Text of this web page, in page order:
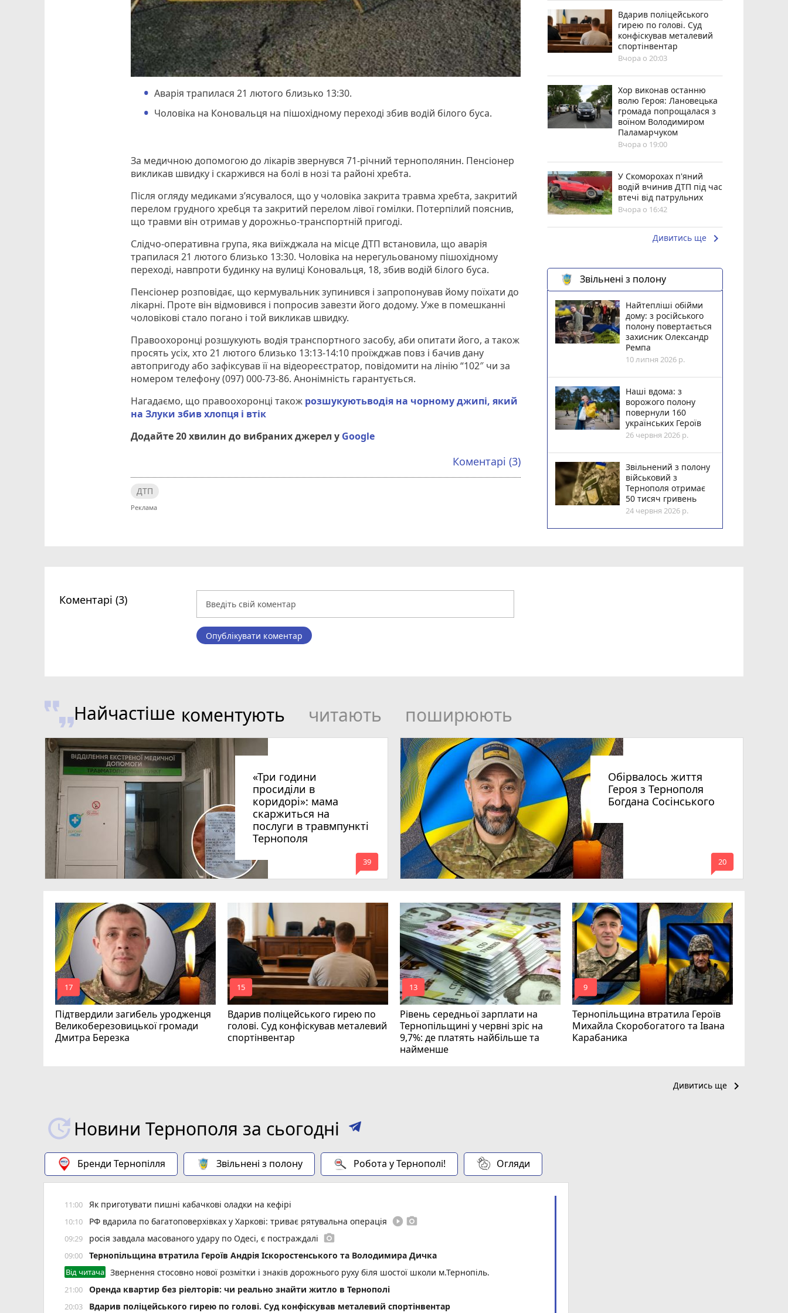
Аварія трапилася 21 лютого близько 13:30.
Чоловіка на Коновальця на пішохідному переході збив водій білого буса.
За медичною допомогою до лікарів звернувся 71-річний тернополянин. Пенсіонер
викликав швидку і скаржився на болі в нозі та районі хребта.
Після огляду медиками з’ясувалося, що у чоловіка закрита травма хребта, закритий
перелом грудного хребця та закритий перелом лівої гомілки. Потерпілий пояснив,
що травми він отримав у дорожньо-транспортній пригоді.
Слідчо-оперативна група, яка виїжджала на місце ДТП встановила, що аварія
трапилася 21 лютого близько 13:30. Чоловіка на нерегульованому пішохідному
переході, навпроти будинку на вулиці Коновальця, 18, збив водій білого буса.
Пенсіонер розповідає, що кермувальник зупинився і запропонував йому поїхати до
лікарні. Проте він відмовився і попросив завезти його додому. Уже в помешканні
чоловікові стало погано і той викликав швидку.
Правоохоронці розшукують водія транспортного засобу, аби опитати його, а також
просять усіх, хто 21 лютого близько 13:13-14:10 проїжджав повз і бачив дану
автопригоду або зафіксував її на відеореєстратор, повідомити на лінію “102″ чи за
номером телефону (097) 000-73-86. Анонімність гарантується.
Нагадаємо, що правоохоронці також розшукуютьводія на чорному джипі, який
на Злуки збив хлопця і втік
Додайте 20 хвилин до вибраних джерел у Google
Коментарі (3)
ДТП
Вдарив поліцейського
гирею по голові. Суд
конфіскував металевий
спортінвентар
Вчора о 20:03
Хор виконав останню
волю Героя: Лановецька
громада попрощалася з
воїном Володимиром
Паламарчуком
Вчора о 19:00
У Скоморохах п'яний
водій вчинив ДТП під час
втечі від патрульних
Вчора о 16:42
Дивитись ще keyboard_arrow_right
Звільнені з полону
Найтепліші обійми
дому: з російського
полону повертається
захисник Олександр
Ремпа
10 липня 2026 р.
Наші вдома: з
ворожого полону
повернули 160
українських Героїв
26 червня 2026 р.
Звільнений з полону
військовий з
Тернополя отримає
50 тисяч гривень
24 червня 2026 р.
Коментарі (3)
Опублікувати коментар
Найчастіше коментують читають поширюють
«Три години
просиділи в
коридорі»: мама
скаржиться на
послуги в травмпункті
Тернополя
mode_comment
39
Обірвалось життя
Героя з Тернополя
Богдана Сосінського
mode_comment
20
Підтвердили загибель уродженця
Великоберезовицької громади
Дмитра Березка
mode_comment
17
Вдарив поліцейського гирею по
голові. Суд конфіскував металевий
спортінвентар
mode_comment
15
Рівень середньої зарплати на
Тернопільщині у червні зріс на
9,7%: де платять найбільше та
найменше
mode_comment
13
Тернопільщина втратила Героїв
Михайла Скоробогатого та Івана
Карабаника
mode_comment
9
Дивитись ще keyboard_arrow_right
Новини Тернополя за сьогодні
Бренди Тернопілля Звільнені з полону Робота у Тернополі! Огляди
11:00 Як приготувати пишні кабачкові оладки на кефірі
10:10 РФ вдарила по багатоповерхівках у Харкові: триває рятувальна операція play_circle_filled photo_camera
09:29 росія завдала масованого удару по Одесі, є постраждалі photo_camera
09:00 Тернопільщина втратила Героїв Андрія Іскоростенського та Володимира Дичка
Від читача Звернення стосовно нової розмітки і знаків дорожнього руху біля шостої школи м.Тернопіль.
21:00 Оренда квартир без ріелторів: чи реально знайти житло в Тернополі
20:03 Вдарив поліцейського гирею по голові. Суд конфіскував металевий спортінвентар